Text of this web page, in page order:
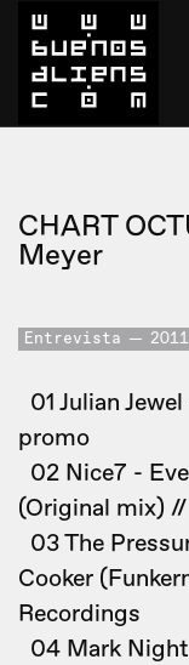
CHART
Meyer
Entrevista 2011
01 Julian
promo
02 Nice7 -
(Original mix)
03 The
Cooker
Recordings
04 Mark